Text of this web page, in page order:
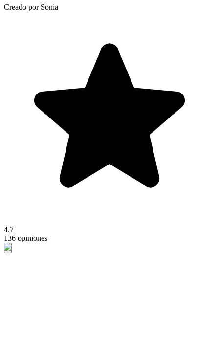
Creado por Sonia
4.7
136 opiniones